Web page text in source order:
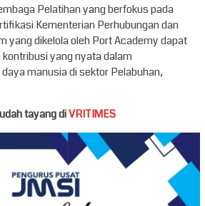
Pelatihan yang berfokus pada
Kementerian Perhubungan dan
yang dikelola oleh Port Academy dapat
yang nyata dalam
manusia di sektor Pelabuhan,
tayang diVRITIMES